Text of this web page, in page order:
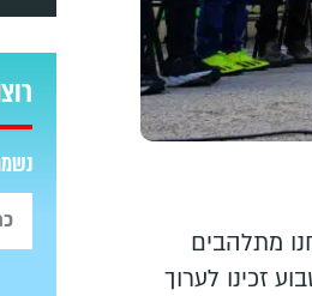
מתלהבים
זכינו לערוך